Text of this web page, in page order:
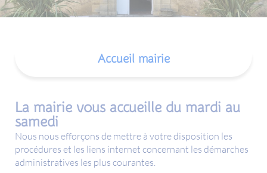
Accueil mairie
La mairie vous accueille du mardi au
samedi
Nous nous efforçons de mettre à votre disposition les
procédures et les liens internet concernant les démarches
administratives les plus courantes.